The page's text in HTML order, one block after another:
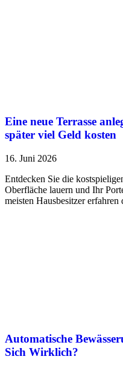
Eine neue Terrasse
später viel Geld kosten
16. Juni 2026
Entdecken Sie die
Oberfläche lauern und Ihr
meisten Hausbesitzer erfahren
Automatische
Sich Wirklich?